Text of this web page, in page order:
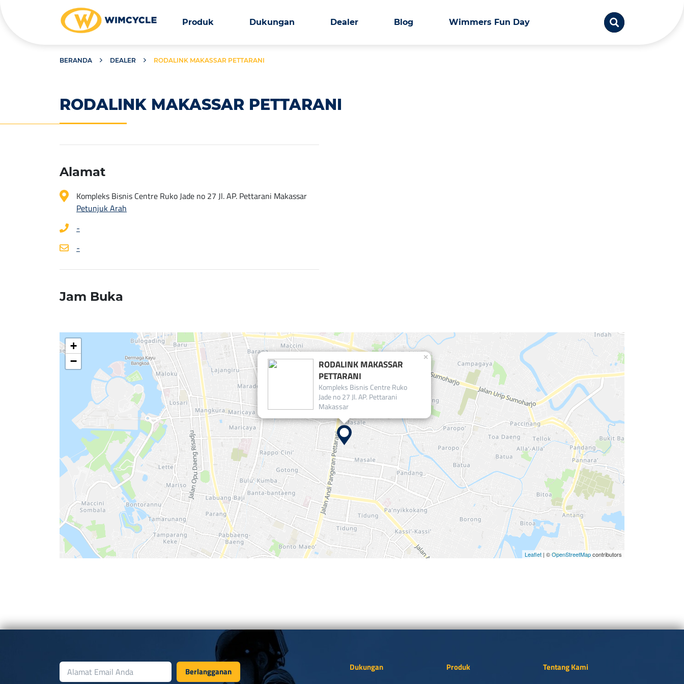
Produk Dukungan Dealer Blog Wimmers Fun Day
BERANDA DEALER RODALINK MAKASSAR PETTARANI
RODALINK MAKASSAR PETTARANI
Alamat
Kompleks Bisnis Centre Ruko Jade no 27 Jl. AP. Pettarani Makassar
Petunjuk Arah
-
-
Jam Buka
RODALINK MAKASSAR
PETTARANI
Kompleks Bisnis Centre Ruko
Jade no 27 Jl. AP. Pettarani
Makassar
×
+
−
Leaflet | ©OpenStreetMapcontributors
Berlangganan Dukungan Produk Tentang Kami